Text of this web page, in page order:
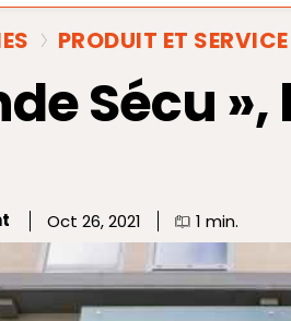
PRODUIT ET SERVICE
Sécu
Oct 26, 2021 1 min.